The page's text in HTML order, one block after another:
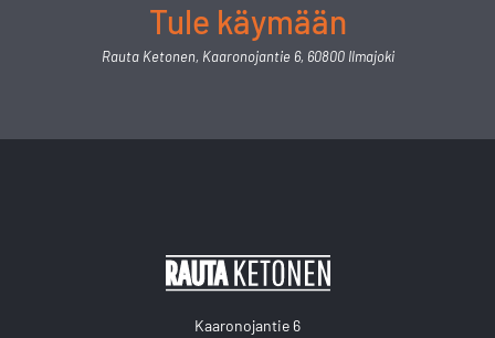
Tule käymään
Rauta Ketonen, Kaaronojantie 6, 60800 Ilmajoki
Kaaronojantie 6